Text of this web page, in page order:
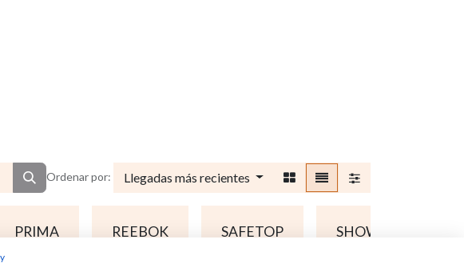
Ordenar por: Llegadas más recientes
PRIMA REEBOK SAFETOP SHOWA